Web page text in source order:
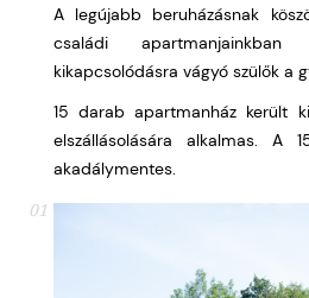
A legújabb beruházásnak
családi
kikapcsolódásra vágyó szülők a
15 darab apartmanház került
elszállásolására alkalmas. A
akadálymentes.
01